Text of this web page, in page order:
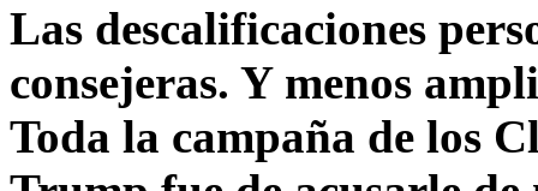
Las descalificaciones
consejeras. Y menos
Toda la campaña de los